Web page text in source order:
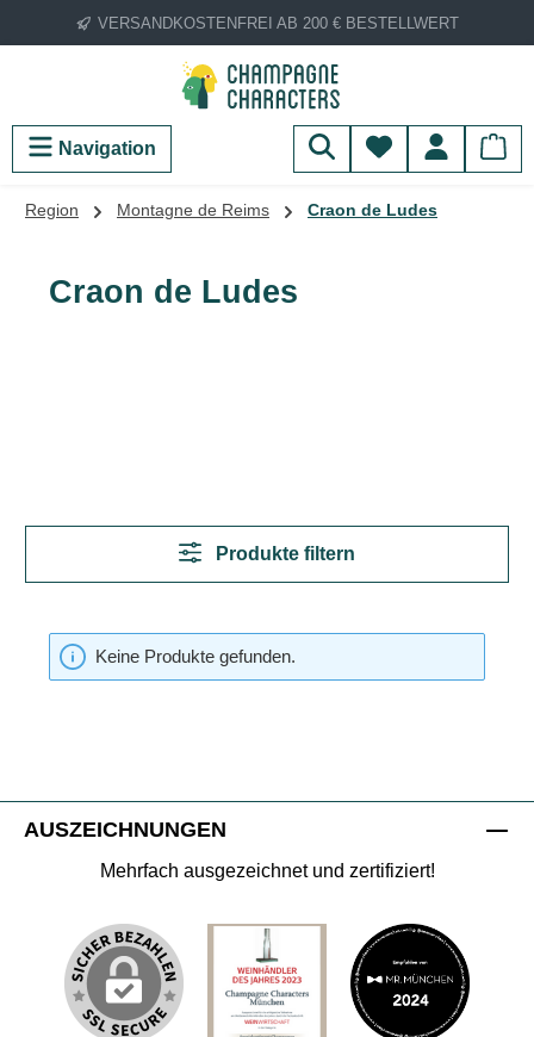
Zum Hauptinhalt springen
VERSANDKOSTENFREI AB 200 € BESTELLWERT
Navigation Du hast 0
Region Montagne de Reims Craon de Ludes
Craon de Ludes
Produkte filtern
Keine Produkte gefunden.
AUSZEICHNUNGEN
Mehrfach ausgezeichnet und zertifiziert!